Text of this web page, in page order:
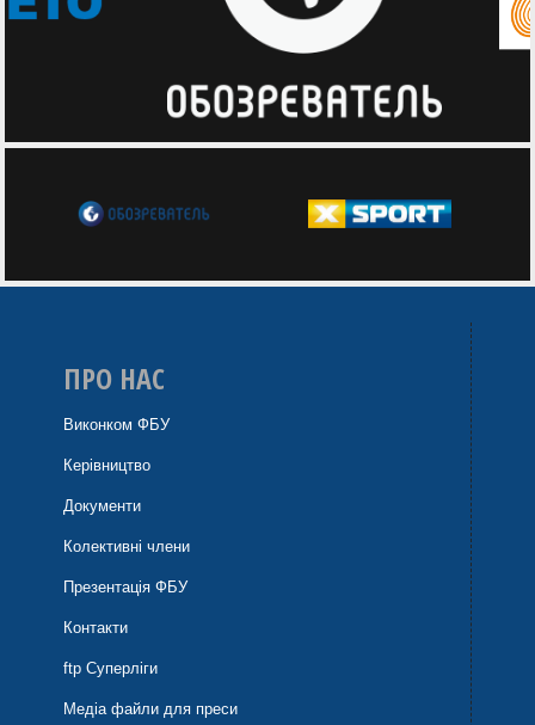
ПРО НАС
Виконком ФБУ
Керівництво
Документи
Колективні члени
Презентація ФБУ
Контакти
ftp Суперліги
Медіа файли для преси